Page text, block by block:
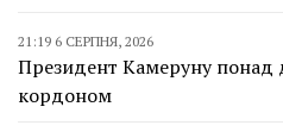
21:19 6 СЕРПНЯ, 2026
Президент Камеруну понад
кордоном